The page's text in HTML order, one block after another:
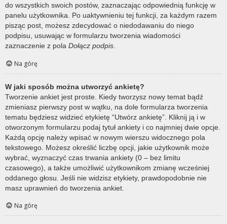
do wszystkich swoich postów, zaznaczając odpowiednią funkcję w
panelu użytkownika. Po uaktywnieniu tej funkcji, za każdym razem
pisząc post, możesz zdecydować o niedodawaniu do niego
podpisu, usuwając w formularzu tworzenia wiadomości
zaznaczenie z pola Dołącz podpis.
Na górę
W jaki sposób można utworzyć ankietę?
Tworzenie ankiet jest proste. Kiedy tworzysz nowy temat bądź
zmieniasz pierwszy post w wątku, na dole formularza tworzenia
tematu będziesz widzieć etykietę “Utwórz ankietę”. Kliknij ją i w
otworzonym formularzu podaj tytuł ankiety i co najmniej dwie opcje.
Każdą opcję należy wpisać w nowym wierszu widocznego pola
tekstowego. Możesz określić liczbę opcji, jakie użytkownik może
wybrać, wyznaczyć czas trwania ankiety (0 – bez limitu
czasowego), a także umożliwić użytkownikom zmianę wcześniej
oddanego głosu. Jeśli nie widzisz etykiety, prawdopodobnie nie
masz uprawnień do tworzenia ankiet.
Na górę